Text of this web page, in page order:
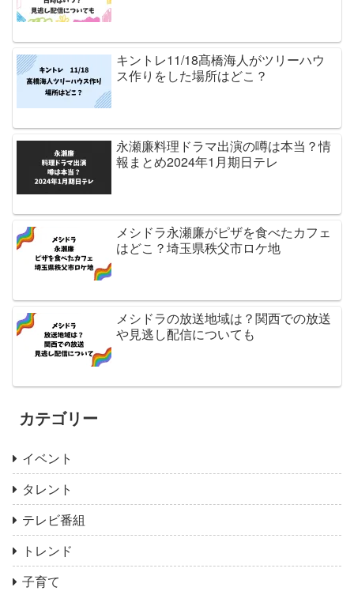
キントレ11/18髙橋海人がツリーハウ
ス作りをした場所はどこ？
永瀬廉料理ドラマ出演の噂は本当？情
報まとめ2024年1月期日テレ
メシドラ永瀬廉がピザを食べたカフェ
はどこ？埼玉県秩父市ロケ地
メシドラの放送地域は？関西での放送
や見逃し配信についても
カテゴリー
イベント
タレント
テレビ番組
トレンド
子育て